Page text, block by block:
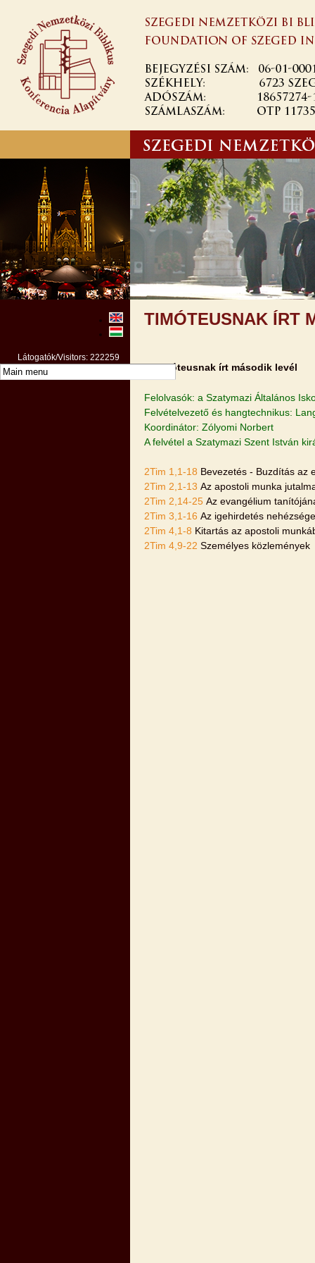
TIMÓTEUSNAK ÍRT
A Timóteusnak írt második levél
Felolvasók: a Szatymazi Általános
Felvételvezető és hangtechnikus:
Koordinátor: Zólyomi Norbert
A felvétel a Szatymazi Szent István
2Tim 1,1-18 Bevezetés - Buzdítás az
2Tim 2,1-13 Az apostoli munka
2Tim 2,14-25 Az evangélium
2Tim 3,1-16 Az igehirdetés
2Tim 4,1-8 Kitartás az apostoli
2Tim 4,9-22 Személyes közlemények
Látogatók/Visitors: 222259